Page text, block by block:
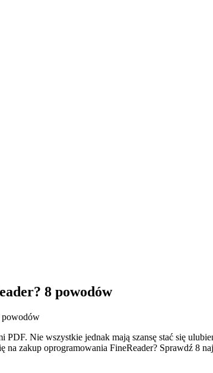
8 powodów
powodów
Nie wszystkie jednak mają szansę stać się
zakup oprogramowania FineReader? Sprawdź 8